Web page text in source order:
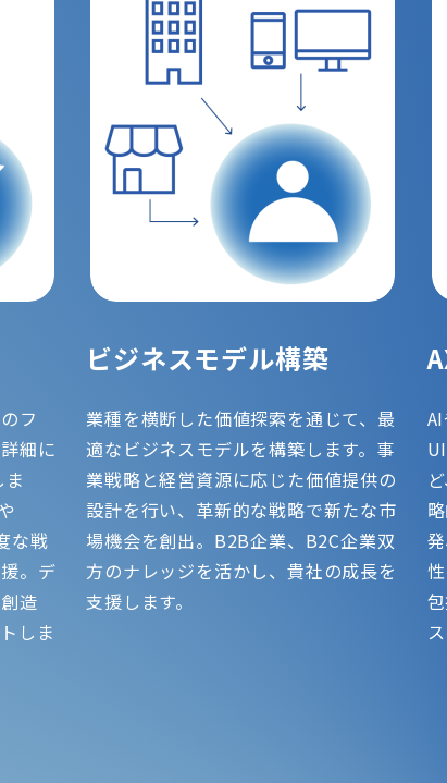
フ
細に
な戦
。デ
造
しま
ビジネスモデル構築
業種を横断した価値探索を通じて、最
適なビジネスモデルを構築します。事
業戦略と経営資源に応じた価値提供の
設計を行い、革新的な戦略で新たな市
場機会を創出。B2B企業、B2C企業双
方のナレッジを活かし、貴社の成長を
支援します。